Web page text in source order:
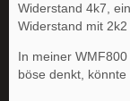
Widerstand 4k7,
Widerstand mit 2k2
In meiner
böse denkt, könnte